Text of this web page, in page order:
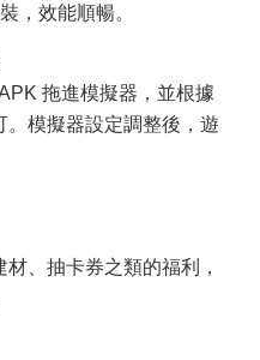
，效能順暢。
拖進模擬器，並根據
。模擬器設定調整後，遊
、抽卡券之類的福利，